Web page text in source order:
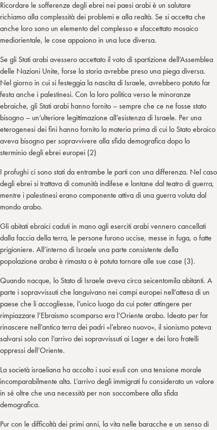
Ricordare le sofferenze degli ebrei nei paesi arabi è un salutare
richiamo alla complessità dei problemi e alla realtà. Se si accetta che
anche loro sono un elemento del complesso e sfaccettato mosaico
mediorientale, le cose appaiono in una luce diversa.
Se gli Stati arabi avessero accettato il voto di spartizione dell’Assemblea
delle Nazioni Unite, forse la storia avrebbe preso una piega diversa.
Nel giorno in cui si festeggia la nascita di Israele, avrebbero potuto far
festa anche i palestinesi. Con la loro politica verso le minoranze
ebraiche, gli Stati arabi hanno fornito – sempre che ce ne fosse stato
bisogno – un’ulteriore legittimazione all’esistenza di Israele. Per una
eterogenesi dei fini hanno fornito la materia prima di cui lo Stato ebraico
aveva bisogno per sopravvivere alla sfida demografica dopo lo
sterminio degli ebrei europei (2)
I profughi ci sono stati da entrambe le parti con una differenza. Nel caso
degli ebrei si trattava di comunità indifese e lontane dal teatro di guerra,
mentre i palestinesi erano componente attiva di una guerra voluta dal
mondo arabo.
Gli abitati ebraici caduti in mano agli eserciti arabi vennero cancellati
dalla faccia della terra, le persone furono uccise, messe in fuga, o fatte
prigioniere. All’interno di Israele una parte consistente della
popolazione araba è rimasta o è potuta tornare alle sue case (3).
Quando nacque, lo Stato di Israele aveva circa seicentomila abitanti. A
parte i sopravvissuti che languivano nei campi europei nell’attesa di un
paese che li accogliesse, l’unico luogo da cui poter attingere per
rimpiazzare l’Ebraismo scomparso era l’Oriente arabo. Ideato per far
rinascere nell’antica terra dei padri «l’ebreo nuovo», il sionismo poteva
salvarsi solo con l’arrivo dei sopravvissuti ai Lager e dei loro fratelli
oppressi dell’Oriente.
La società israeliana ha accolto i suoi esuli con una tensione morale
incomparabilmente alta. L’arrivo degli immigrati fu considerato un valore
in sé oltre che una necessità per non soccombere alla sfida
demografica.
Pur con le difficoltà dei primi anni, la vita nelle baracche e un senso di